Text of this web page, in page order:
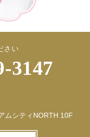
さい
3147
ムシティNORTH 10F